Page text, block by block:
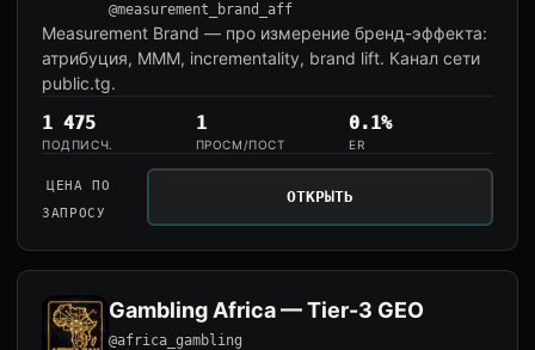
@measurement_brand_aff
Measurement Brand — про измерение бренд-эффекта:
атрибуция, MMM, incrementality, brand lift. Канал сети
public.tg.
1 475
ПОДПИСЧ.
1
ПРОСМ/ПОСТ
0.1%
ER
ЦЕНА ПО
ЗАПРОСУ
ОТКРЫТЬ
Gambling Africa — Tier-3 GEO
@africa_gambling